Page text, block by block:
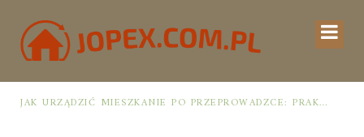
JAK URZĄDZIĆ MIESZKANIE PO PRZEPROWADZCE: PRAKTYCZNY PLAN OD ROZPAKOWANIA DO PRZYTULNEJ PRZESTRZENI